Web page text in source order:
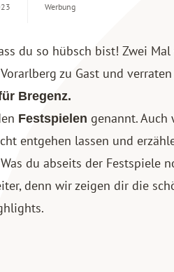
Werbung
du so hübsch bist! Zwei
zu Gast und
Bregenz.
Festspielen genannt. Auch
entgehen lassen und
du abseits der Festspiele
denn wir zeigen dir die